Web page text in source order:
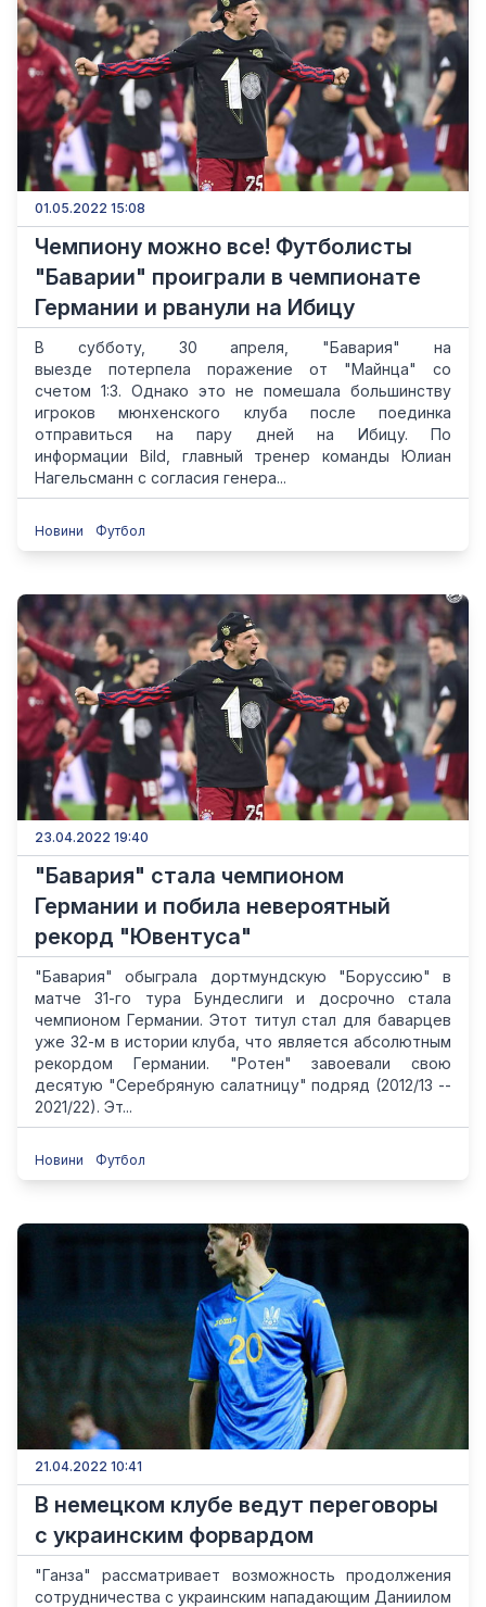
01.05.2022 15:08
Чемпиону можно все! Футболисты
"Баварии" проиграли в чемпионате
Германии и рванули на Ибицу
В субботу, 30 апреля, "Бавария" на
выезде потерпела поражение от "Майнца" со
счетом 1:3. Однако это не помешала большинству
игроков мюнхенского клуба после поединка
отправиться на пару дней на Ибицу. По
информации Bild, главный тренер команды Юлиан
Нагельсманн с согласия генера...
Новини Футбол
23.04.2022 19:40
"Бавария" стала чемпионом
Германии и побила невероятный
рекорд "Ювентуса"
"Бавария" обыграла дортмундскую "Боруссию" в
матче 31-го тура Бундеслиги и досрочно стала
чемпионом Германии. Этот титул стал для баварцев
уже 32-м в истории клуба, что является абсолютным
рекордом Германии. "Ротен" завоевали свою
десятую "Серебряную салатницу" подряд (2012/13 --
2021/22). Эт...
Новини Футбол
21.04.2022 10:41
В немецком клубе ведут переговоры
с украинским форвардом
"Ганза" рассматривает возможность продолжения
сотрудничества с украинским нападающим Даниилом